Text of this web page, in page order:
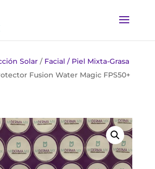
Solar/ Facial / Piel Mixta-Grasa
Fusion Water Magic FPS50+